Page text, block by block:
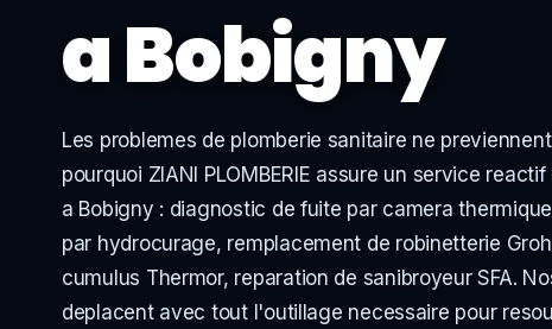
a Bobigny
Les problemes de plomberie sanitaire ne
pourquoi ZIANI PLOMBERIE assure un service
a Bobigny : diagnostic de fuite par camera
par hydrocurage, remplacement de robinetterie
cumulus Thermor, reparation de sanibroyeur SFA.
deplacent avec tout l'outillage necessaire pour